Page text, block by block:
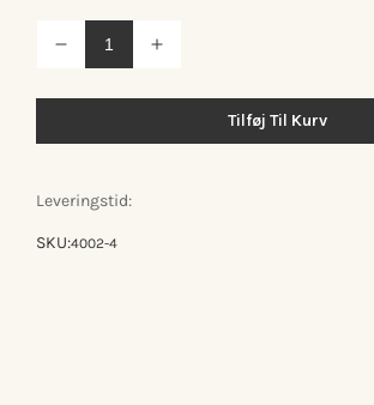
Reducer
antallet
rå
arm
Øg
rå
Tilføj Til Kurv
Leveringstid:
SKU:4002-4